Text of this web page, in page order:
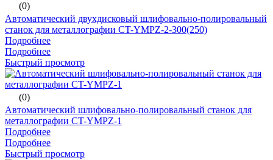
(0)
Автоматический двухдисковый шлифовально-полировальный
станок для металлографии CT-YMPZ-2-300(250)
Подробнее
Подробнее
Быстрый просмотр
(0)
Автоматический шлифовально-полировальный станок для
металлографии CT-YMPZ-1
Подробнее
Подробнее
Быстрый просмотр